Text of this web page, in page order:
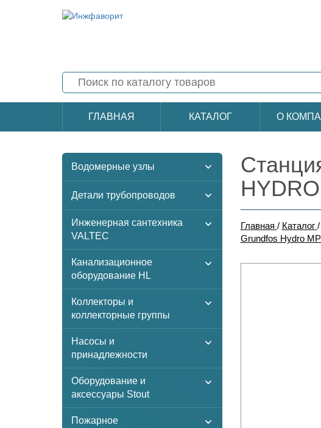
ГЛАВНАЯ КАТАЛОГ О
Водомерные узлы
Детали трубопроводов
Инженерная сантехника
VALTEC
Канализационное
оборудование HL
Коллекторы и
коллекторные группы
Насосы и
принадлежности
Оборудование и
аксессуары Stout
Пожарное
Главная / Каталог /
Grundfos Hydro